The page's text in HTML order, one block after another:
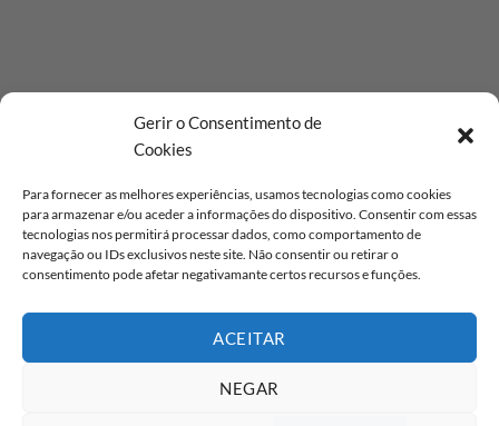
Gerir o Consentimento de
Cookies
Para fornecer as melhores experiências, usamos tecnologias como cookies
para armazenar e/ou aceder a informações do dispositivo. Consentir com essas
tecnologias nos permitirá processar dados, como comportamento de
navegação ou IDs exclusivos neste site. Não consentir ou retirar o
consentimento pode afetar negativamante certos recursos e funções.
ACEITAR
NEGAR